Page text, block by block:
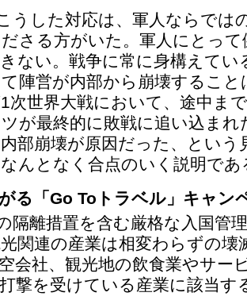
うした対応は、軍人ならでは
さる方がいた。軍人にとっ
ない。戦争に常に身構えてい
陣営が内部から崩壊するこ
次世界大戦において、途中ま
が最終的に敗戦に追い込ま
部崩壊が原因だった、という
んとなく合点のいく説明であ
る「 Go To トラベル」キャン
隔離措置を含む厳格な入国管
関連の産業は相変わらずの壊
会社、観光地の飲食業やサー
撃を受けている産業に該当す